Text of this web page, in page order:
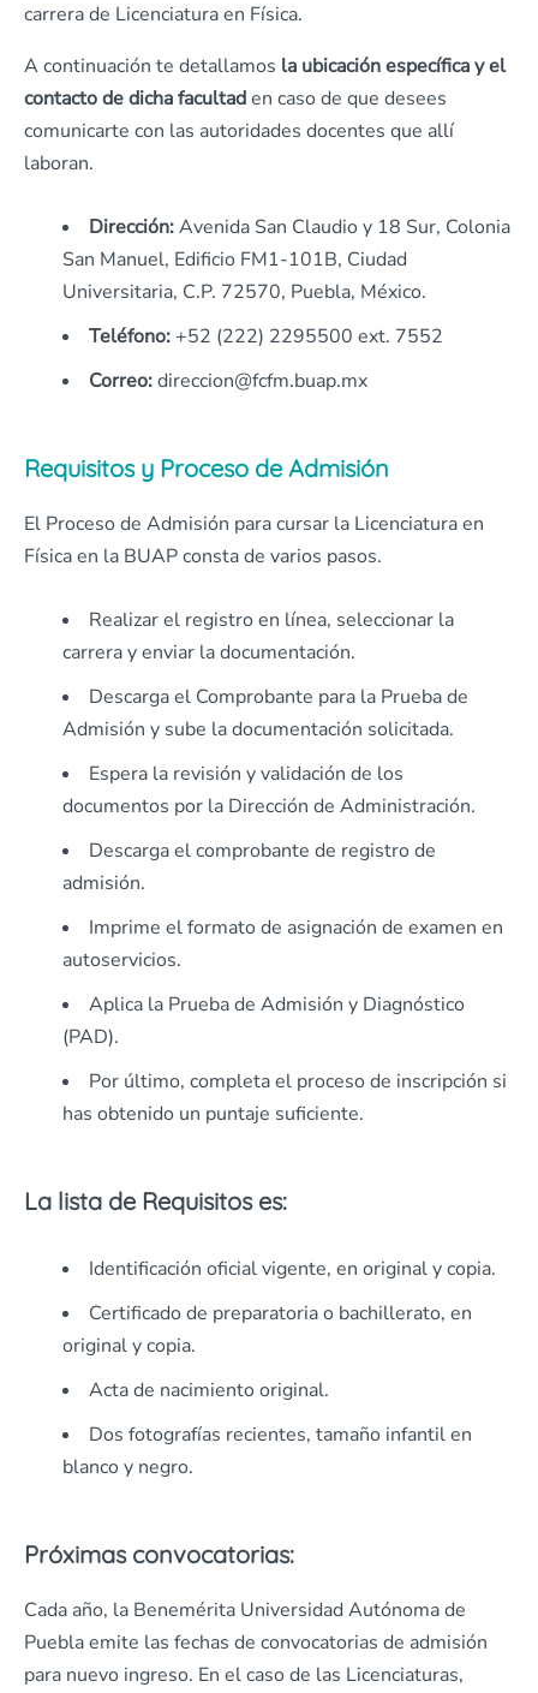
carrera de Licenciatura en Física.
A continuación te detallamos la ubicación específica y el
contacto de dicha facultaden caso de que desees
comunicarte con las autoridades docentes que allí
laboran.
Dirección:Avenida San Claudio y 18 Sur, Colonia
San Manuel, Edificio FM1-101B, Ciudad
Universitaria, C.P. 72570, Puebla, México.
Teléfono: +52 (222) 2295500 ext. 7552
Correo:direccion@fcfm.buap.mx
Requisitos y Proceso de Admisión
El Proceso de Admisión para cursar la Licenciatura en
Física en la BUAP consta de varios pasos.
Realizar el registro en línea, seleccionar la
carrera y enviar la documentación.
Descarga el Comprobante para la Prueba de
Admisión y sube la documentación solicitada.
Espera la revisión y validación de los
documentos por la Dirección de Administración.
Descarga el comprobante de registro de
admisión.
Imprime el formato de asignación de examen en
autoservicios.
Aplica la Prueba de Admisión y Diagnóstico
(PAD).
Por último, completa el proceso de inscripción si
has obtenido un puntaje suficiente.
La lista de Requisitos es:
Identificación oficial vigente, en original y copia.
Certificado de preparatoria o bachillerato, en
original y copia.
Acta de nacimiento original.
Dos fotografías recientes, tamaño infantil en
blanco y negro.
Próximas convocatorias:
Cada año, la Benemérita Universidad Autónoma de
Puebla emite las fechas de convocatorias de admisión
para nuevo ingreso. En el caso de las Licenciaturas,